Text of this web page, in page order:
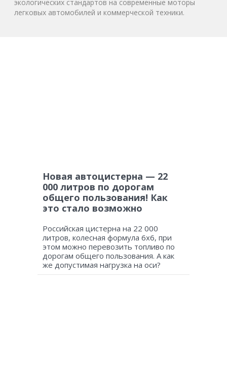
экологических стандартов на современные моторы
легковых автомобилей и коммерческой техники.
Новая автоцистерна — 22
000 литров по дорогам
общего пользования! Как
это стало возможно
Российская цистерна на 22 000
литров, колесная формула 6х6, при
этом можно перевозить топливо по
дорогам общего пользования. А как
же допустимая нагрузка на оси?